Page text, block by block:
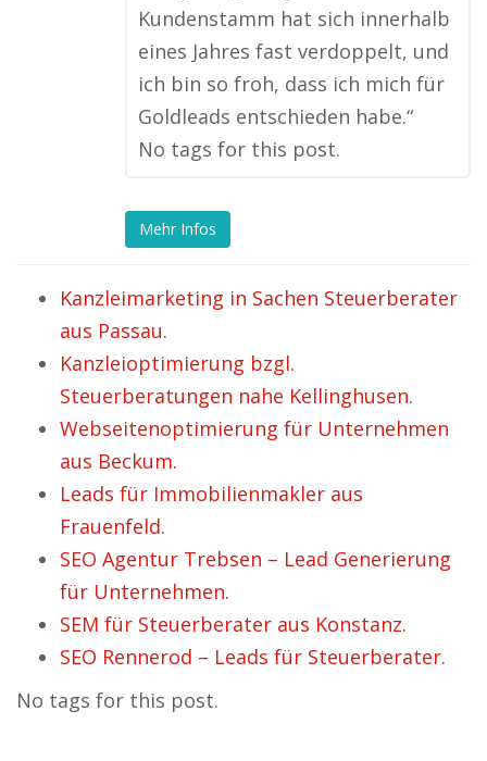
Kundenstamm hat sich innerhalb
eines Jahres fast verdoppelt, und
ich bin so froh, dass ich mich für
Goldleads entschieden habe.“
No tags for this post.
Mehr Infos
Kanzleimarketing in Sachen Steuerberater
aus Passau.
Kanzleioptimierung bzgl.
Steuerberatungen nahe Kellinghusen.
Webseitenoptimierung für Unternehmen
aus Beckum.
Leads für Immobilienmakler aus
Frauenfeld.
SEO Agentur Trebsen – Lead Generierung
für Unternehmen.
SEM für Steuerberater aus Konstanz.
SEO Rennerod – Leads für Steuerberater.
No tags for this post.